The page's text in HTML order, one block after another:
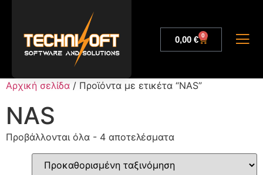
0,00 € 0
Αρχική σελίδα / Προϊόντα με ετικέτα “NAS”
NAS
Προβάλλονται όλα - 4 αποτελέσματα